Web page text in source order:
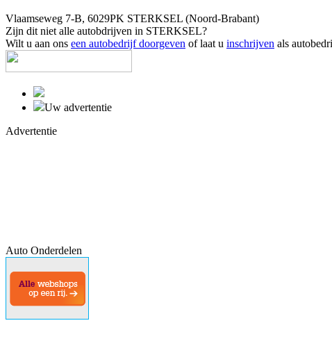
Vlaamseweg 7-B, 6029PK STERKSEL (Noord-Brabant)
Zijn dit niet alle autobdrijven in STERKSEL?
Wilt u aan ons een autobedrijf doorgeven of laat u inschrijven als
Uw advertentie
Advertentie
Auto Onderdelen